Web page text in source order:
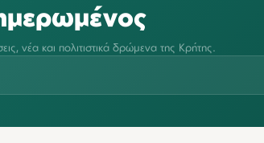
νέα και πολιτιστικά δρώμενα της Κρήτης.